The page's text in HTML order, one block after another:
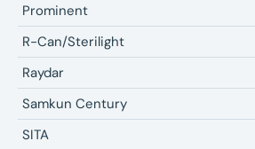
Prominent
R-Can/Sterilight
Raydar
Samkun Century
SITA